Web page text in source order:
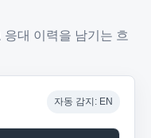
대 이력을 남기는 흐
자동 감지: EN